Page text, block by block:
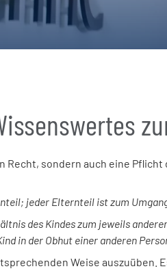
Recht, sondern auch eine
jeder Elternteil ist zum
des Kindes zum jeweils
in der Obhut einer anderen
Weise